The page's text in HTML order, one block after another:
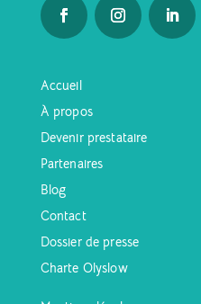
Accueil
À propos
Devenir prestataire
Partenaires
Blog
Contact
Dossier de presse
Charte Olyslow